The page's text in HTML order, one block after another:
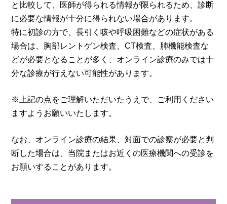
と比較して、医師が得られる情報が限られるため、診断
に必要な情報が十分に得られない場合があります。
特に初診の方で、長引く咳や呼吸困難などの症状がある
場合は、胸部レントゲン検査、CT検査、肺機能検査な
どが必要となることが多く、オンライン診療のみでは十
分な診療が行えない可能性があります。
※上記の点をご理解いただいたうえで、ご利用ください
ますようお願いいたします。
なお、オンライン診療の結果、対面での診察が必要と判
断した場合は、当院またはお近くの医療機関への受診を
お願いすることがあります。